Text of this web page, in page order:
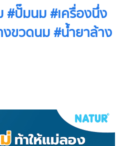
#ปั๊มนม #เครื่องนึ่ง
ขวดนม #น้ำยาล้าง